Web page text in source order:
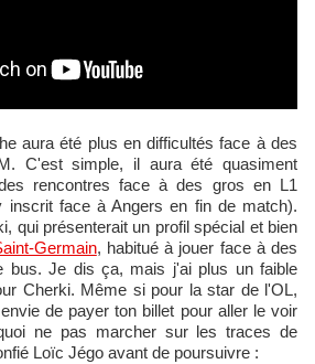
C'est simple, il aura été quasiment
rencontres face à des gros en L1
inscrit face à Angers en fin de match).
qui présenterait un profil spécial et bien
Germain, habitué à jouer face à des
bus. Je dis ça, mais j'ai plus un faible
Cherki. Même si pour la star de l'OL,
de payer ton billet pour aller le voir
ne pas marcher sur les traces de
Loïc Jégo avant de poursuivre :